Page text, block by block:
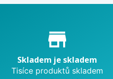
Proč nakupovat u nás?
store_mall_directory
Skladem je skladem
Tisíce produktů skladem